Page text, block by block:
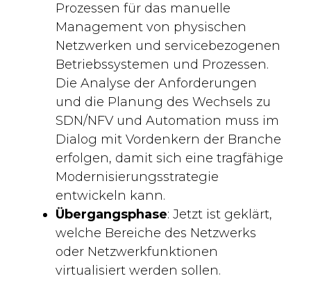
Prozessen für das manuelle
Management von physischen
Netzwerken und servicebezogenen
Betriebssystemen und Prozessen.
Die Analyse der Anforderungen
und die Planung des Wechsels zu
SDN/NFV und Automation muss im
Dialog mit Vordenkern der Branche
erfolgen, damit sich eine tragfähige
Modernisierungsstrategie
entwickeln kann.
Übergangsphase: Jetzt ist geklärt,
welche Bereiche des Netzwerks
oder Netzwerkfunktionen
virtualisiert werden sollen.